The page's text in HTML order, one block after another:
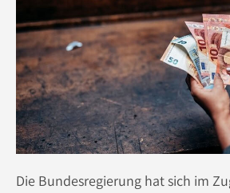
Die Bundesregierung hat sich im